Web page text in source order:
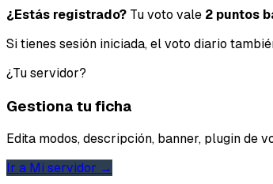
¿Estás registrado? Tu voto vale 2 puntos
Si tienes sesión iniciada, el voto diario
¿Tu servidor?
Gestiona tu ficha
Edita modos, descripción, banner, plugin de
Ir a Mi servidor →